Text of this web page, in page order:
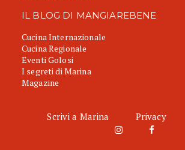
IL BLOG DI MANGIAREBENE
Cucina Internazionale
Cucina Regionale
Eventi Golosi
I segreti di Marina
Magazine
Scrivi a Marina Privacy